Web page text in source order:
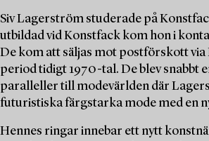
Siv Lagerström studerade på
utbildad vid Konstfack kom hon i
De kom att säljas mot postförskott
period tidigt 1970-tal. De blev snabbt
paralleller till modevärlden där
futuristiska färgstarka mode med en
Hennes ringar innebar ett nytt